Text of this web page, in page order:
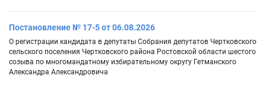
Постановление № 17-5 от 06.08.2026
О регистрации кандидата в депутаты Собрания депутатов Чертковского
сельского поселения Чертковского района Ростовской области шестого
созыва по многомандатному избирательному округу Гетманского
Александра Александровича